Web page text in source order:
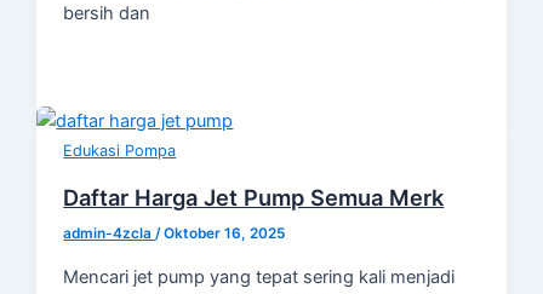
bersih dan
Edukasi Pompa
Daftar Harga Jet Pump Semua Merk
admin-4zcla/Oktober 16, 2025
Mencari jet pump yang tepat sering kali menjadi